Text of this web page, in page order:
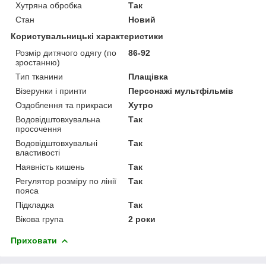
Хутряна обробка
Так
Стан
Новий
Користувальницькі характеристики
Розмір дитячого одягу (по
зростанню)
86-92
Тип тканини
Плащівка
Візерунки і принти
Персонажі мультфільмів
Оздоблення та прикраси
Хутро
Водовідштовхувальна
просочення
Так
Водовідштовхувальні
властивості
Так
Наявність кишень
Так
Регулятор розміру по лінії
пояса
Так
Підкладка
Так
Вікова група
2 роки
Приховати